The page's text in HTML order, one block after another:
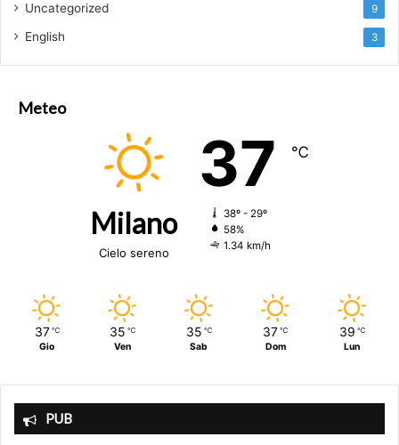
Uncategorized 9
English 3
Meteo
Milano
Cielo sereno
37 ℃
38º - 29º
58%
1.34 km/h
37 ℃
Gio
35 ℃
Ven
35 ℃
Sab
37 ℃
Dom
39 ℃
Lun
PUB